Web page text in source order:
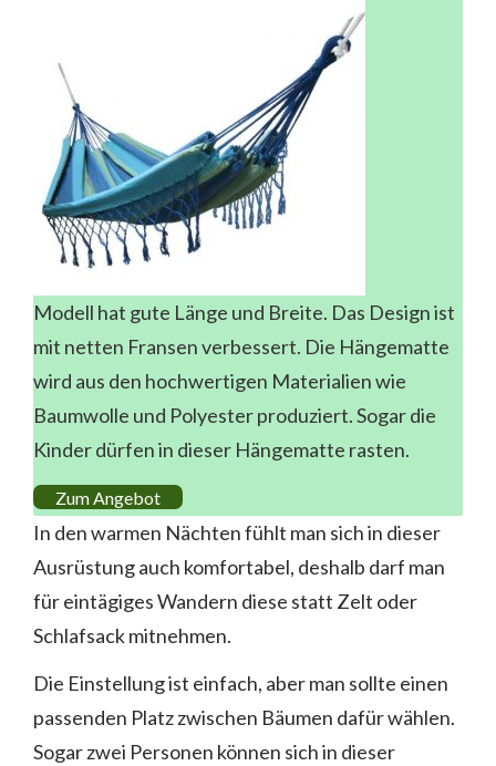
Modell hat gute Länge und Breite. Das Design ist
mit netten Fransen verbessert. Die Hängematte
wird aus den hochwertigen Materialien wie
Baumwolle und Polyester produziert. Sogar die
Kinder dürfen in dieser Hängematte rasten.
Zum Angebot
In den warmen Nächten fühlt man sich in dieser
Ausrüstung auch komfortabel, deshalb darf man
für eintägiges Wandern diese statt Zelt oder
Schlafsack mitnehmen.
Die Einstellung ist einfach, aber man sollte einen
passenden Platz zwischen Bäumen dafür wählen.
Sogar zwei Personen können sich in dieser